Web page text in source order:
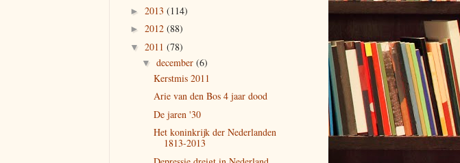
► 2013 (114)
► 2012 (88)
▼ 2011 (78)
▼ december (6)
Kerstmis 2011
Arie van den Bos 4 jaar dood
De jaren '30
Het koninkrijk der Nederlanden
1813-2013